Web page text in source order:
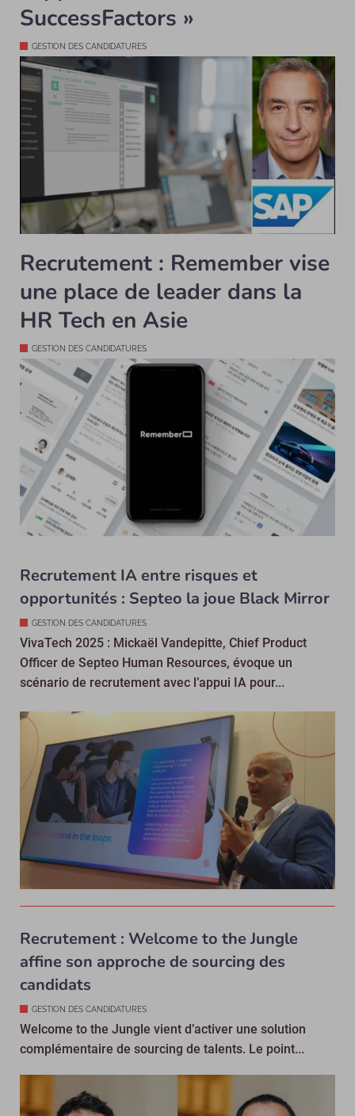
SuccessFactors »
GESTION DES CANDIDATURES
Recrutement : Remember vise
une place de leader dans la
HR Tech en Asie
GESTION DES CANDIDATURES
Recrutement IA entre risques et
opportunités : Septeo la joue Black Mirror
GESTION DES CANDIDATURES
VivaTech 2025 : Mickaël Vandepitte, Chief Product
Officer de Septeo Human Resources, évoque un
scénario de recrutement avec l’appui IA pour...
Recrutement : Welcome to the Jungle
affine son approche de sourcing des
candidats
GESTION DES CANDIDATURES
Welcome to the Jungle vient d’activer une solution
complémentaire de sourcing de talents. Le point...